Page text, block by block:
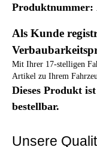
Produktnummer:
Als Kunde
Mit Ihrer 17-stelligen
Artikel zu Ihrem
Dieses Produkt
bestellbar.
Unsere